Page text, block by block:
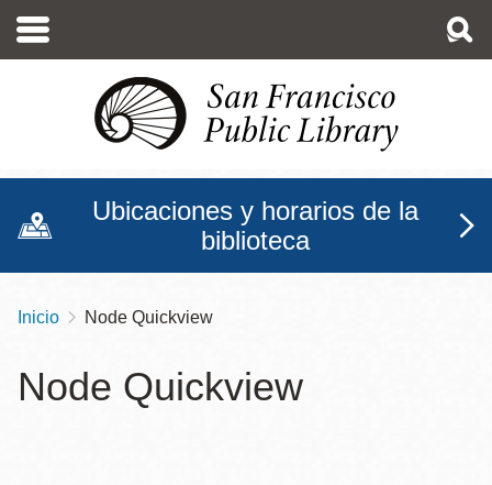
contenido
Ubicaciones y horarios de la
biblioteca
Sobrescribir
de
Inicio Node Quickview
Node Quickview